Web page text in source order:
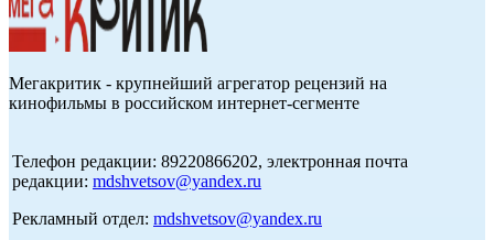
Мегакритик - крупнейший агрегатор рецензий на
кинофильмы в российском интернет-сегменте
Телефон редакции: 89220866202, электронная почта
редакции: mdshvetsov@yandex.ru
Рекламный отдел: mdshvetsov@yandex.ru